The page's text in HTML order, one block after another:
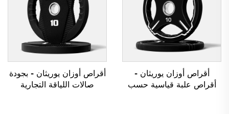
أقراص أوزان يوريثان -
أقراص علبة قياسية حسب
أقراص أوزان يوريثان - بجودة
صالات اللياقة التجارية